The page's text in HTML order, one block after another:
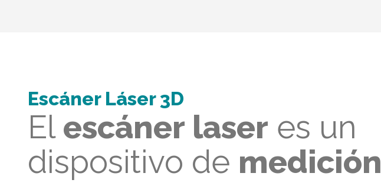
Escáner Láser 3D
El escáner laser es un
dispositivo de medición